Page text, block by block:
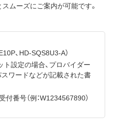
ムーズにご案内が可能です。
、HD-SQS8U3-A）
設定の場合、プロバイダー
ワードなどが記載された書
番号（例：W1234567890）